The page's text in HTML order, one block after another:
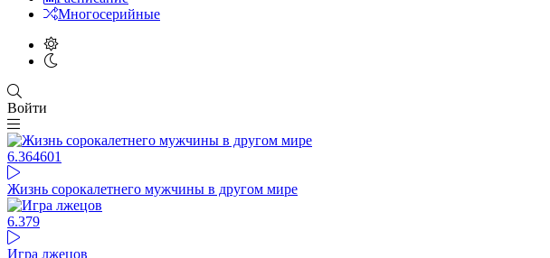
Многосерийные
Войти
6.364601
Жизнь сорокалетнего мужчины в другом мире
6.379
Игра лжецов